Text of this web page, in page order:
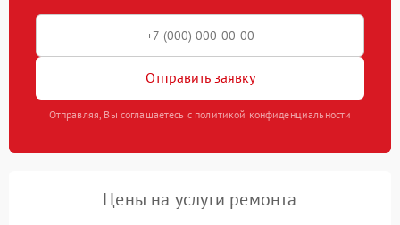
Отправить заявку
Отправляя, Вы соглашаетесь с политикой конфиденциальности
Цены на услуги ремонта